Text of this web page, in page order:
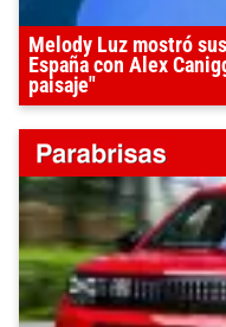
Melody Luz mostró
España con Alex
paisaje"